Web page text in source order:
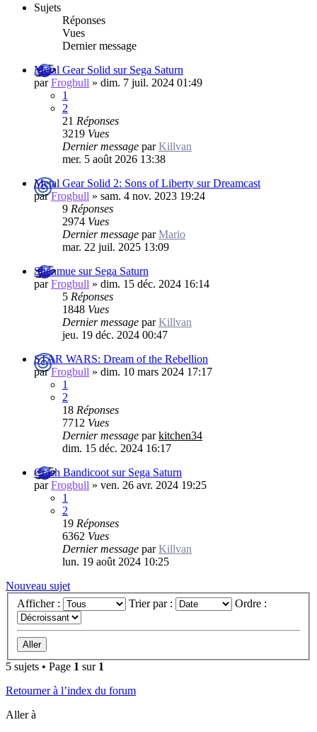
Sujets
Réponses
Vues
Dernier message
Metal Gear Solid sur Sega Saturn
parFrogbull » dim. 7 juil. 2024 01:49
1
2
21 Réponses
3219 Vues
Dernier message parKillvan
mer. 5 août 2026 13:38
Metal Gear Solid 2: Sons of Liberty sur Dreamcast
parFrogbull » sam. 4 nov. 2023 19:24
9 Réponses
2974 Vues
Dernier message parMario
mar. 22 juil. 2025 13:09
Shenmue sur Sega Saturn
parFrogbull » dim. 15 déc. 2024 16:14
5 Réponses
1848 Vues
Dernier message parKillvan
jeu. 19 déc. 2024 00:47
STAR WARS: Dream of the Rebellion
parFrogbull » dim. 10 mars 2024 17:17
1
2
18 Réponses
7712 Vues
Dernier message parkitchen34
dim. 15 déc. 2024 16:17
Crash Bandicoot sur Sega Saturn
parFrogbull » ven. 26 avr. 2024 19:25
1
2
19 Réponses
6362 Vues
Dernier message parKillvan
lun. 19 août 2024 10:25
Nouveau sujet
Afficher :
Trier par : Ordre :
5 sujets • Page 1 sur 1
Retourner à l’index du forum
Aller à